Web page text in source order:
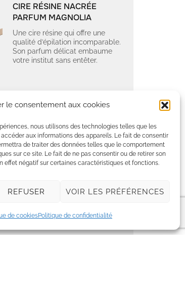
le consentement aux cookies
nous utilisons des technologies telles que les
aux informations des appareils. Le fait de consentir
de traiter des données telles que le comportement
sur ce site. Le fait de ne pas consentir ou de retirer son
effet négatif sur certaines caractéristiques et fonctions.
REFUSER VOIR LES PRÉFÉRENCES
de cookiesPolitique de confidentialité
CIRE RÉSINE NACRÉE
PARFUM MAGNOLIA
Une cire résine qui offre une
qualité d’épilation incomparable.
Son parfum délicat embaume
votre institut sans entêter.